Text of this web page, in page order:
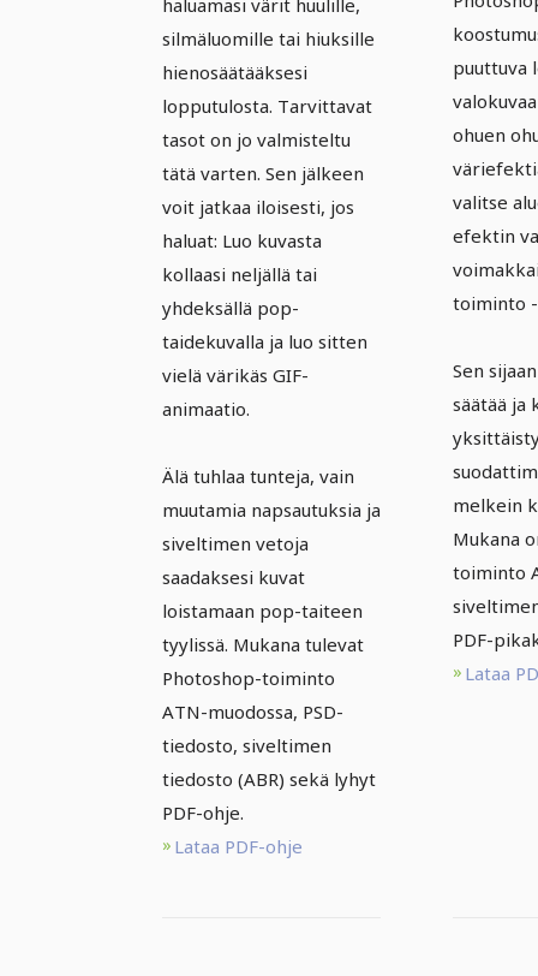
silmäluomille tai hiuksille
hienosäätääksesi
lopputulosta. Tarvittavat
tasot on jo valmisteltu
tätä varten. Sen jälkeen
voit jatkaa iloisesti, jos
haluat: Luo kuvasta
kollaasi neljällä tai
yhdeksällä pop-
taidekuvalla ja luo sitten
vielä värikäs GIF-
animaatio.
Älä tuhlaa tunteja, vain
muutamia napsautuksia ja
siveltimen vetoja
saadaksesi kuvat
loistamaan pop-taiteen
tyylissä. Mukana tulevat
Photoshop-toiminto
ATN-muodossa, PSD-
tiedosto, siveltimen
tiedosto (ABR) sekä lyhyt
PDF-ohje.
Lataa PDF-ohje
puuttuva
ohuen
valitse
efektin
toiminto
Sen
säätää ja
melkein
Mukana
toiminto
PDF-
Lataa